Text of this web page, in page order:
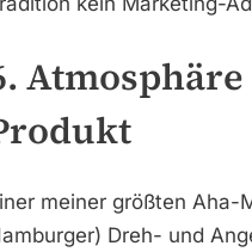
meiner größten Aha-
Dreh- und